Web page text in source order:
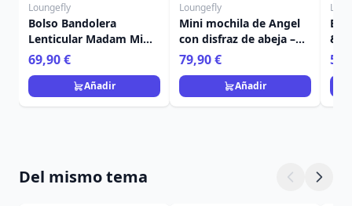
Loungefly
Bolso Bandolera
Lenticular Madam Mim
- Disney Loungefly
Merlín el Encantador
69,90 €
Añadir
Loungefly
Mini mochila de Angel
con disfraz de abeja –
Disney Loungefly Lilo &
Stitch
79,90 €
Añadir
&
Del mismo tema